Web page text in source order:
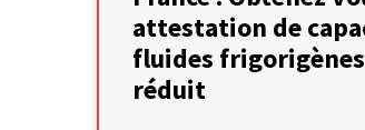
attestation de
fluides
réduit